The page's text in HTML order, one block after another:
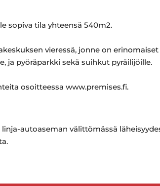
sopiva tila yhteensä 540m2.
vieressä, jonne on
ja pyöräparkki sekä suihkut pyräilijöille.
osoitteessa www.premises.fi.
autoaseman välittömässä